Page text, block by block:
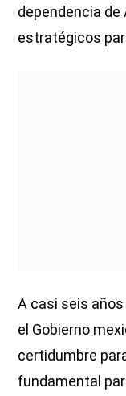
dependencia
estratégicos
A casi seis años
el Gobierno
certidumbre
fundamental